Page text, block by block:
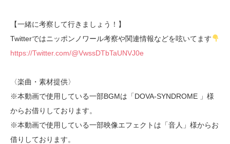
【一緒に考察して行きましょう！】
Twitterではニッポンノワール考察や関連情報などを呟いてます
https://Twitter.com/@VwssDTbTaUNVJ0e
〈楽曲・素材提供〉
※本動画で使用している一部BGMは「DOVA-SYNDROME 」様
からお借りしております。
※本動画で使用している一部映像エフェクトは「音人」様からお
借りしております。